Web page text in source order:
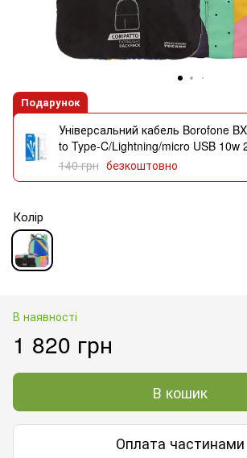
Подарунок
Універсальний кабель Borofone
to Type-C/Lightning/micro USB 10w
140 грн безкоштовно
Колір
В наявності
1 820 грн
В кошик
Оплата частинами